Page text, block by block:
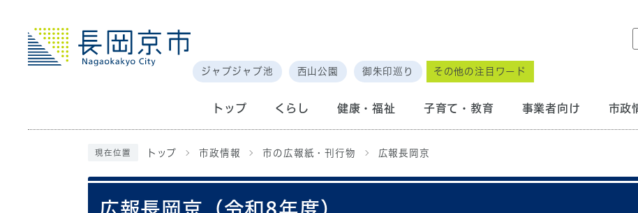
ジャブジャブ池 西山公園 御朱印巡り その他の注目ワード
トップ くらし 健康・福祉 子育て・教育 事業者向け 市政
現在位置 トップ 市政情報 市の広報紙・刊行物 広報長岡京
広報長岡京（令和8年度）